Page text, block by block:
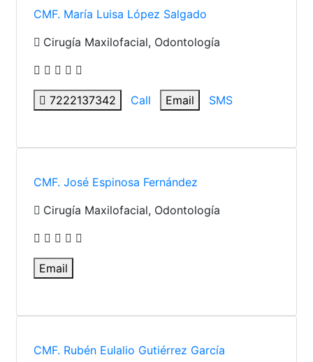
CMF. María Luisa López Salgado
Cirugía Maxilofacial, Odontología
7222137342 Call Email SMS
CMF. José Espinosa Fernández
Cirugía Maxilofacial, Odontología
Email
CMF. Rubén Eulalio Gutiérrez García